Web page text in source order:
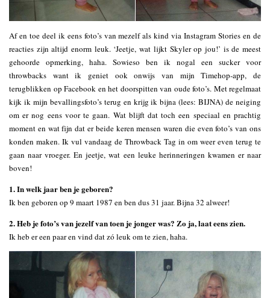
Af en toe deel ik eens foto’s van mezelf als kind via Instagram Stories en de
reacties zijn altijd enorm leuk. ‘Jeetje, wat lijkt Skyler op jou!’ is de meest
gehoorde opmerking, haha. Sowieso ben ik nogal een sucker voor
throwbacks want ik geniet ook onwijs van mijn Timehop-app, de
terugblikken op Facebook en het doorspitten van oude foto’s. Met regelmaat
kijk ik mijn bevallingsfoto’s terug en krijg ik bijna (lees: BIJNA) de neiging
om er nog eens voor te gaan. Wat blijft dat toch een speciaal en prachtig
moment en wat fijn dat er beide keren mensen waren die even foto’s van ons
konden maken. Ik vul vandaag de Throwback Tag in om weer even terug te
gaan naar vroeger. En jeetje, wat een leuke herinneringen kwamen er naar
boven!
1. In welk jaar ben je geboren?
Ik ben geboren op 9 maart 1987 en ben dus 31 jaar. Bijna 32 alweer!
2. Heb je foto’s van jezelf van toen je jonger was? Zo ja, laat eens zien.
Ik heb er een paar en vind dat zó leuk om te zien, haha.